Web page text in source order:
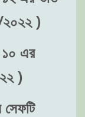
২০২২ )
১০ এর
)
সেফটি